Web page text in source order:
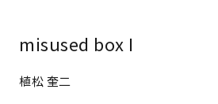
misused box I
植松 奎二